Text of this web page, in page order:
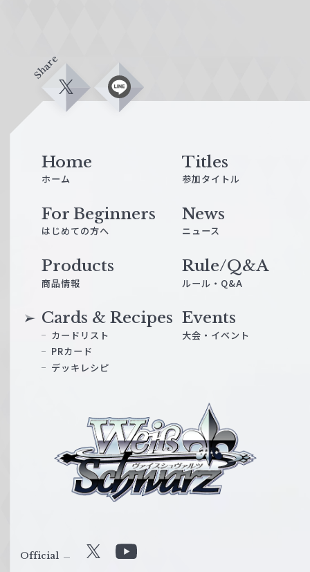
Share
X L
ス
ル
Home
ホーム
Titles
参加タイトル
For Beginners
はじめての方へ
News
ニュース
Products
商品情報
Cards & Recipes
カードリスト
PRカード
デッキレシピ
Events
大会・イベント
Rule/Q&A
ルール・Q&A
Official X